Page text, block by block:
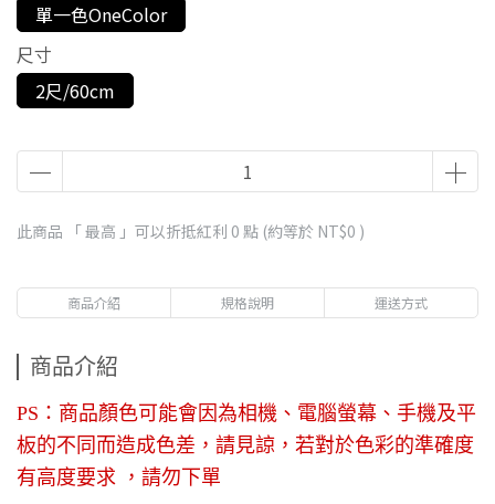
單一色OneColor
尺寸
2尺/60cm
此商品 「 最高 」可以折抵紅利 0 點 (約等於 NT$0 )
商品介紹 規格說明 運送方式
商品介紹
PS：商品顏色可能會因為相機、電腦螢幕、手機及平
板的不同而造成色差，請見諒，若對於色彩的準確度
有高度要求 ，請勿下單